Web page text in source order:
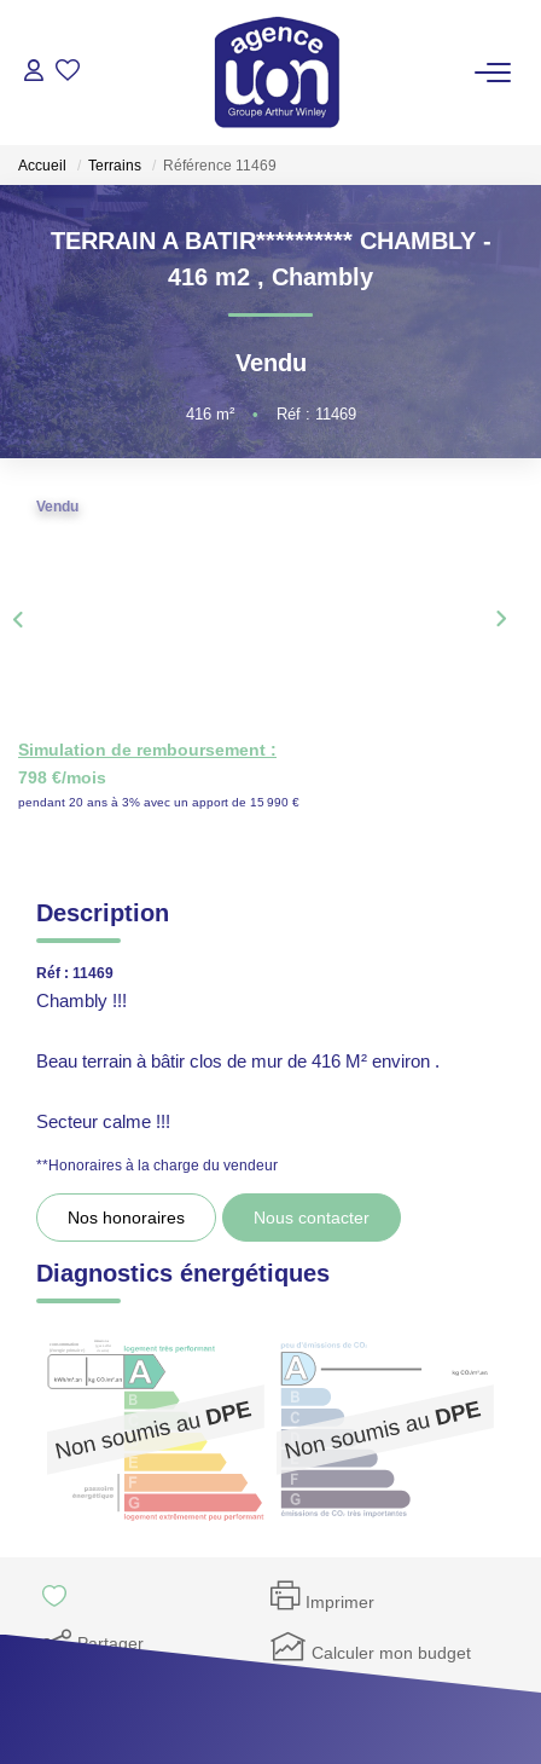
ACHETER
GÉRER
VOTRE AGENCE
Accueil Terrains Référence 11469
TERRAIN A BATIR********** CHAMBLY -
416 m2, Chambly
Vendu
416m² • Réf : 11469
Vendu
Simulation de remboursement :
798 €/mois
pendant 20 ans à 3% avec un apport de 15 990 €
Description
Réf : 11469
Chambly !!!
Beau terrain à bâtir clos de mur de 416 M² environ .
Secteur calme !!!
**Honoraires à la charge du vendeur
Nos honoraires Nous contacter
Diagnostics énergétiques
Imprimer
Partager Calculer mon budget